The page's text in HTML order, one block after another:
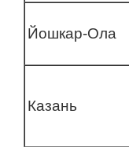
Йошкар-Ола
Казань